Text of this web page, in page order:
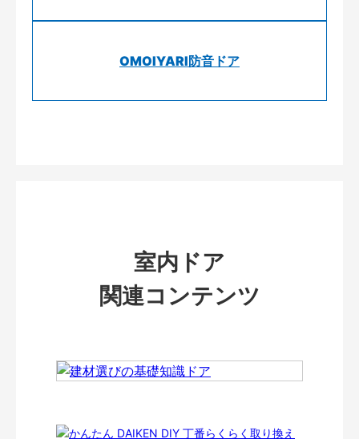
OMOIYARI防音ドア
室内ドア
関連コンテンツ